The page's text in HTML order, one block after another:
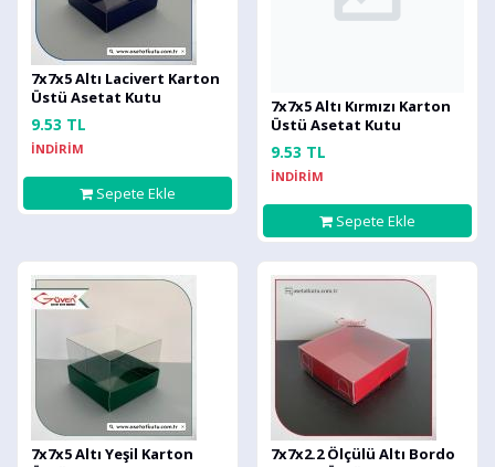
7x7x5 Altı Lacivert Karton
Üstü Asetat Kutu
9.53 TL
İNDİRİM
Sepete Ekle
7x7x5 Altı Kırmızı Karton
Üstü Asetat Kutu
9.53 TL
İNDİRİM
Sepete Ekle
7x7x5 Altı Yeşil Karton
7x7x2.2 Ölçülü Altı Bordo